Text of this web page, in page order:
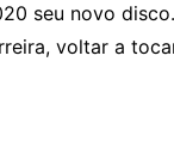
seu novo
voltar a